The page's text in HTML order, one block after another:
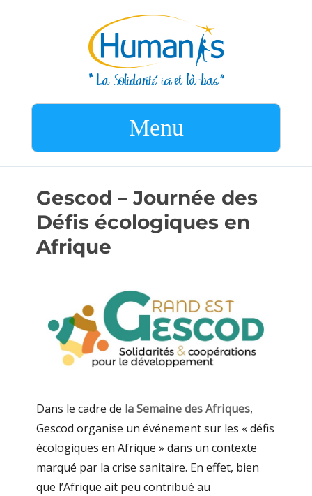
Menu
Gescod – Journée des
Défis écologiques en
Afrique
Dans le cadre de la Semaine des Afriques,
Gescod organise un événement sur les « défis
écologiques en Afrique » dans un contexte
marqué par la crise sanitaire. En effet, bien
que l’Afrique ait peu contribué au